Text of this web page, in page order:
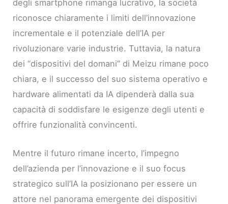
degli smartphone rimanga lucrativo, la società
riconosce chiaramente i limiti dell’innovazione
incrementale e il potenziale dell’IA per
rivoluzionare varie industrie. Tuttavia, la natura
dei “dispositivi del domani” di Meizu rimane poco
chiara, e il successo del suo sistema operativo e
hardware alimentati da IA dipenderà dalla sua
capacità di soddisfare le esigenze degli utenti e
offrire funzionalità convincenti.
Mentre il futuro rimane incerto, l’impegno
dell’azienda per l’innovazione e il suo focus
strategico sull’IA la posizionano per essere un
attore nel panorama emergente dei dispositivi